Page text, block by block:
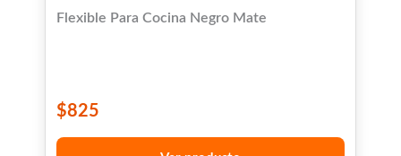
Flexible Para Cocina Negro Mate
$825